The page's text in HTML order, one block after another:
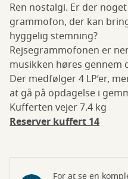
Ren nostalgi. Er der
grammofon, der kan
hyggelig stemning?
Rejsegrammofonen er
musikken høres gennem
Der medfølger 4 LP’er,
at gå på opdagelse i
Kufferten vejer 7.4 kg
Reserver kuffert 14
For at se en